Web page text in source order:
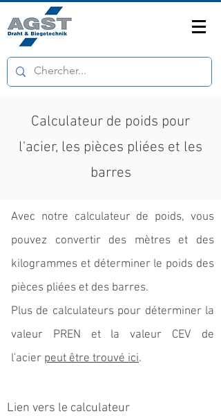
Calculateur de poids pour
l'acier, les pièces pliées et les
barres
Avec notre calculateur de poids, vous
pouvez convertir des mètres et des
kilogrammes et déterminer le poids des
pièces pliées et des barres.
Plus de calculateurs pour déterminer la
valeur PREN et la valeur CEV de
l'acier peut être trouvé ici.
Lien vers le calculateur